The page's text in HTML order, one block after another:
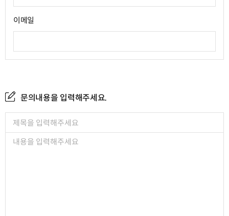
이메일
문의내용을 입력해주세요.
제목
문의내용